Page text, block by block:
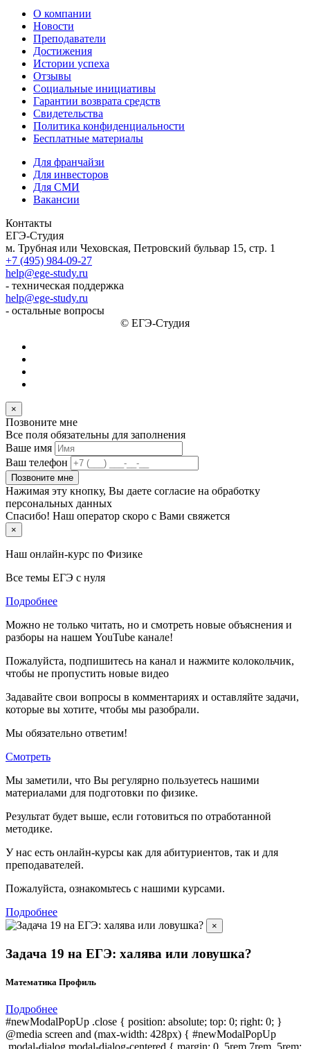
О компании
Новости
Преподаватели
Достижения
Истории успеха
Отзывы
Социальные инициативы
Гарантии возврата средств
Свидетельства
Политика конфиденциальности
Бесплатные материалы
Для франчайзи
Для инвесторов
Для СМИ
Вакансии
Контакты
ЕГЭ-Студия
м. Трубная или Чеховская, Петровский бульвар 15, стр. 1
+7 (495) 984-09-27
help@ege-study.ru
- техническая поддержка
help@ege-study.ru
- остальные вопросы
© ЕГЭ-Студия
×
Позвоните мне
Все поля обязательны для заполнения
Ваше имя
Ваш телефон
Позвоните мне
Нажимая эту кнопку, Вы даете согласие на обработку
персональных данных
Спасибо! Наш оператор скоро с Вами свяжется
×
Наш онлайн-курс по Физике
Все темы ЕГЭ с нуля
Подробнее
Можно не только читать, но и смотреть новые объяснения и
разборы на нашем YouTube канале!
Пожалуйста, подпишитесь на канал и нажмите колокольчик,
чтобы не пропустить новые видео
Задавайте свои вопросы в комментариях и оставляйте задачи,
которые вы хотите, чтобы мы разобрали.
Мы обязательно ответим!
Смотреть
Мы заметили, что Вы регулярно пользуетесь нашими
материалами для подготовки по физике.
Результат будет выше, если готовиться по отработанной
методике.
У нас есть онлайн-курсы как для абитуриентов, так и для
преподавателей.
Пожалуйста, ознакомьтесь с нашими курсами.
Подробнее
×
Задача 19 на ЕГЭ: халява или ловушка?
Математика Профиль
Подробнее
#newModalPopUp .close { position: absolute; top: 0; right: 0; }
@media screen and (max-width: 428px) { #newModalPopUp
.modal-dialog.modal-dialog-centered { margin: 0 .5rem 7rem .5rem;